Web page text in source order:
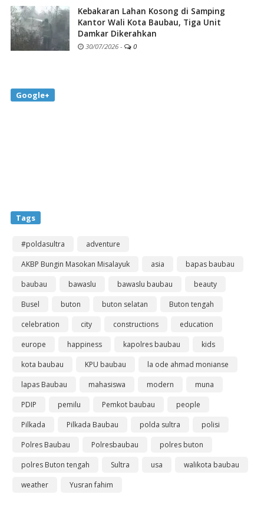
Kebakaran Lahan Kosong di Samping
Kantor Wali Kota Baubau, Tiga Unit
Damkar Dikerahkan
30/07/2026 - 0
Google+
Tags
#poldasultra
adventure
AKBP Bungin Masokan Misalayuk
asia
bapas baubau
baubau
bawaslu bawaslu baubau
beauty
Busel
buton buton selatan
Buton tengah
celebration
city constructions
education
europe
happiness kapolres baubau
kids
kota baubau
KPU baubau
la ode ahmad monianse
lapas Baubau
mahasiswa modern
muna
PDIP
pemilu Pemkot baubau
people
Pilkada
Pilkada Baubau polda sultra
polisi
Polres Baubau
Polresbaubau
polres buton
polres Buton tengah
Sultra usa
walikota baubau
weather
Yusran fahim